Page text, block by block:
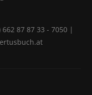
662 87 87 33 - 7050 |